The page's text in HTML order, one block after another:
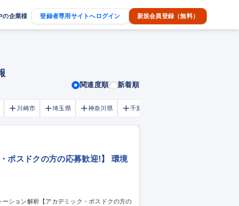
の企業様 登録者専用サイトへログイン 新規会員登録（無料）
関連度順 新着順
川崎市 埼玉県 神奈川県 千葉市
ポスドクの方の応募歓迎!】 環境